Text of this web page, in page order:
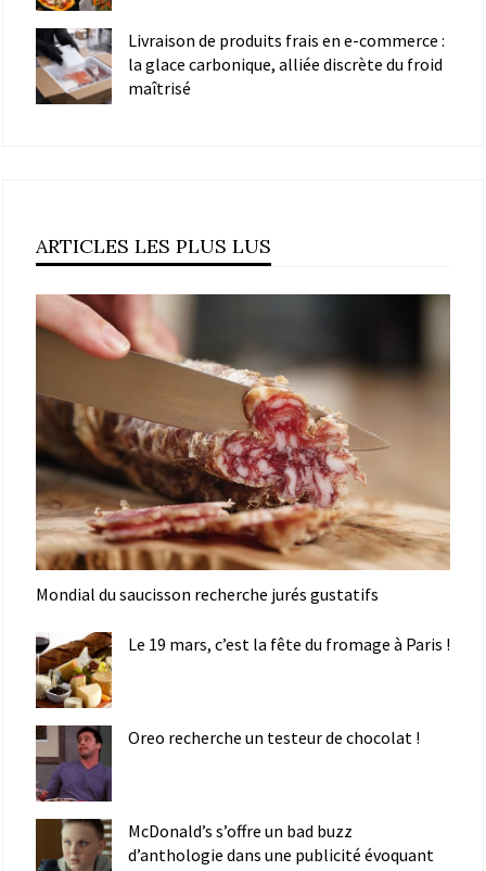
Livraison de produits frais en e-commerce :
la glace carbonique, alliée discrète du froid
maîtrisé
ARTICLES LES PLUS LUS
Mondial du saucisson recherche jurés gustatifs
Le 19 mars, c’est la fête du fromage à Paris !
Oreo recherche un testeur de chocolat !
McDonald’s s’offre un bad buzz
d’anthologie dans une publicité évoquant